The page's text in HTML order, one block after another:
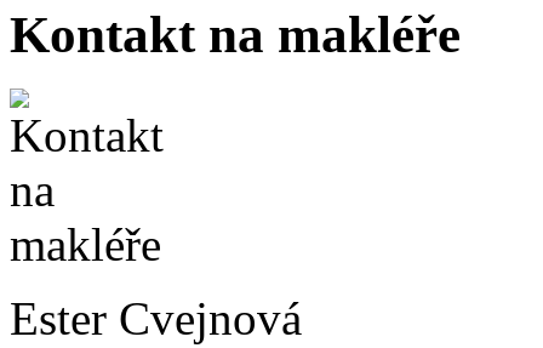
Kontakt na makléře
Ester Cvejnová